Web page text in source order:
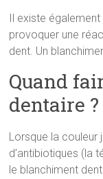
Il existe
provoquer une
dent. Un
Quand
dentaire ?
Lorsque la couleur
d’antibiotiques (la
le blanchiment